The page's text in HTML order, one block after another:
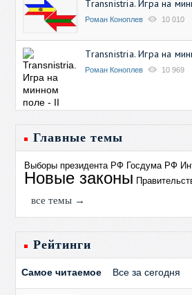
Transnistria. Игра на
Роман Коноплев 10 010
Transnistria. Игра на
Роман Коноплев 10 969
Главные темы
Выборы президента РФ Госдума РФ
Новые законы
все темы →
Рейтинги
Самое читаемое Все за сегодня